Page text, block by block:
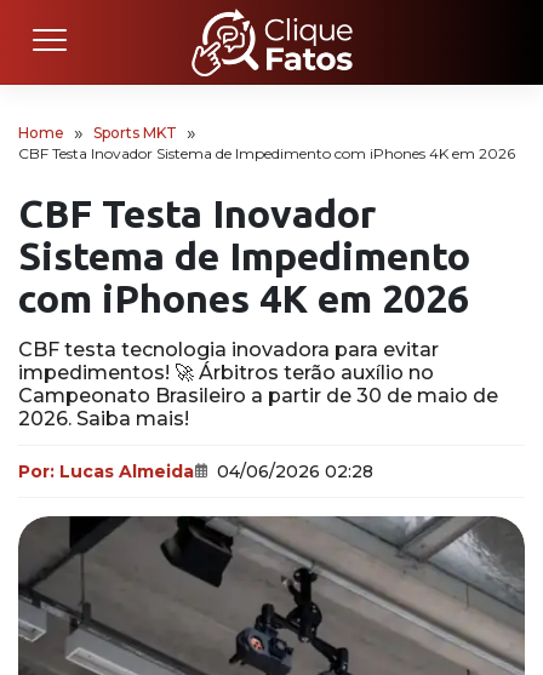
Home
Sports MKT
CBF Testa Inovador Sistema de Impedimento com iPhones 4K em 2026
CBF Testa Inovador
Sistema de Impedimento
com iPhones 4K em 2026
CBF testa tecnologia inovadora para evitar
impedimentos! 🚀 Árbitros terão auxílio no
Campeonato Brasileiro a partir de 30 de maio de
2026. Saiba mais!
Por: Lucas Almeida 04/06/2026 02:28